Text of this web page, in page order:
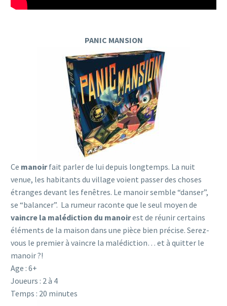
PANIC MANSION
Ce manoirfait parler de lui depuis longtemps. La nuit
venue, les habitants du village voient passer des choses
étranges devant les fenêtres. Le manoir semble “danser”,
se “balancer”. La rumeur raconte que le seul moyen de
vaincre la malédiction du manoirest de réunir certains
éléments de la maison dans une pièce bien précise. Serez-
vous le premier à vaincre la malédiction… et à quitter le
manoir ?!
Age : 6+
Joueurs : 2 à 4
Temps : 20 minutes